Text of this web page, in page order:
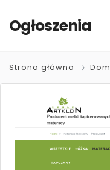
Ogłoszenia
Strona główna Dom